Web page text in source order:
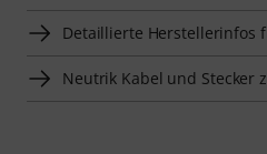
Detaillierte Herstellerinfos
Neutrik Kabel und Stecker